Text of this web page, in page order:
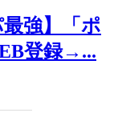
最強】「ポ
登録→...